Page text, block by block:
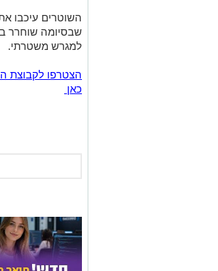
כאן
חדש - תואר ראשון
במערכות מידע
בשנתיים בלבד